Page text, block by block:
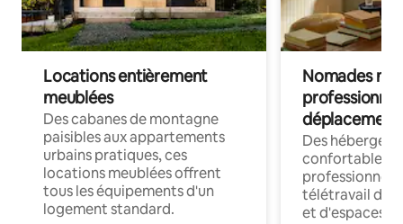
Locations entièrement
meublées
Des cabanes de montagne
paisibles aux appartements
urbains pratiques, ces
locations meublées offrent
tous les équipements d'un
logement standard.
Nomades
déplacement
Des
confortables
professionnels
télétravail
et d'espaces